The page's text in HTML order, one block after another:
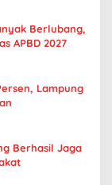
Berlubang,
APBD 2027
Lampung
Berhasil Jaga